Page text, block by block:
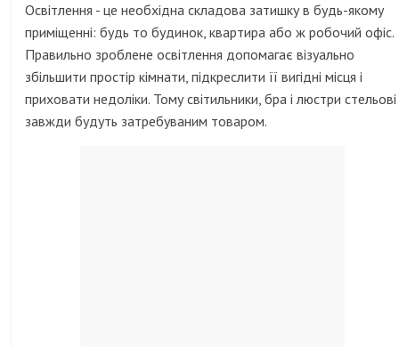
Освітлення - це необхідна складова затишку в будь-якому
приміщенні: будь то будинок, квартира або ж робочий офіс.
Правильно зроблене освітлення допомагає візуально
збільшити простір кімнати, підкреслити її вигідні місця і
приховати недоліки. Тому світильники, бра і люстри стельові
завжди будуть затребуваним товаром.